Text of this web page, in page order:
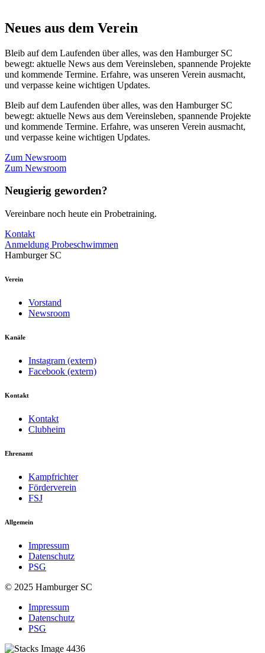
Neues aus dem Verein
Bleib auf dem Laufenden über alles, was den Hamburger SC
bewegt: aktuelle News aus dem Vereinsleben, spannende Projekte
und kommende Termine. Erfahre, was unseren Verein ausmacht,
und verpasse keine wichtigen Updates.
Bleib auf dem Laufenden über alles, was den Hamburger SC
bewegt: aktuelle News aus dem Vereinsleben, spannende Projekte
und kommende Termine. Erfahre, was unseren Verein ausmacht,
und verpasse keine wichtigen Updates.
Zum Newsroom
Zum Newsroom
Neugierig geworden?
Vereinbare noch heute ein Probetraining.
Kontakt
Anmeldung Probeschwimmen
Hamburger SC
Verein
Vorstand
Newsroom
Kanäle
Instagram (extern)
Facebook (extern)
Kontakt
Kontakt
Clubheim
Ehrenamt
Kampfrichter
Förderverein
FSJ
Allgemein
Impressum
Datenschutz
PSG
© 2025 Hamburger SC
Impressum
Datenschutz
PSG